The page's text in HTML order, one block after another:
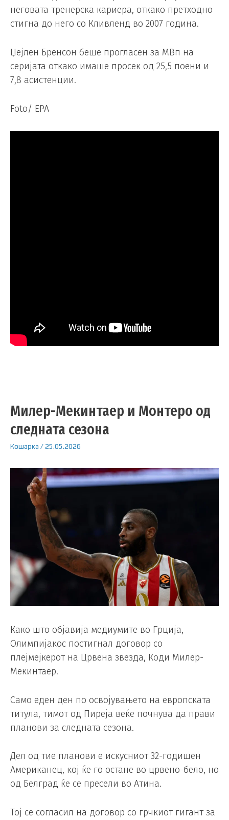
неговата тренерска кариера, откако претходно
стигна до него со Кливленд во 2007 година.
Џејлен Бренсон беше прогласен за MВп на
серијата откако имаше просек од 25,5 поени и
7,8 асистенции.
Foto/ EPA
Милер-Мекинтаер и Монтеро од
следната сезона
Кошарка /25.05.2026
Како што објавија медиумите во Грција,
Олимпијакос постигнал договор со
плејмејкерот на Црвена звезда, Коди Милер-
Мекинтаер.
Само еден ден по освојувањето на европската
титула, тимот од Пиреја веќе почнува да прави
планови за следната сезона.
Дел од тие планови е искусниот 32-годишен
Американец, кој ќе го остане во црвено-бело, но
од Белград ќе се пресели во Атина.
Тој се согласил на договор со грчкиот гигант за